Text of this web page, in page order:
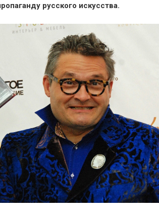
русского искусства.